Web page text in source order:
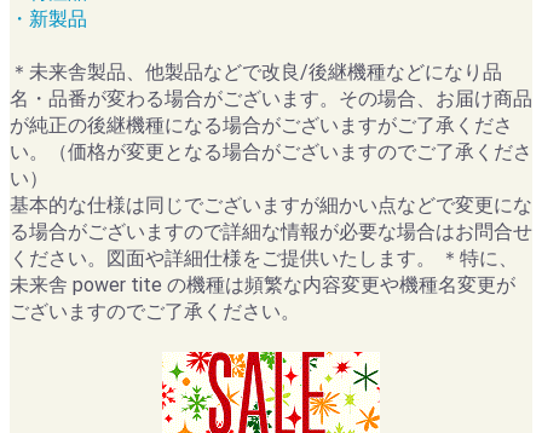
・新製品
＊未来舎製品、他製品などで改良/後継機種などになり品
名・品番が変わる場合がございます。その場合、お届け商品
が純正の後継機種になる場合がございますがご了承くださ
い。（価格が変更となる場合がございますのでご了承くださ
い）
基本的な仕様は同じでございますが細かい点などで変更にな
る場合がございますので詳細な情報が必要な場合はお問合せ
ください。図面や詳細仕様をご提供いたします。 ＊特に、
未来舎 power tite の機種は頻繁な内容変更や機種名変更が
ございますのでご了承ください。